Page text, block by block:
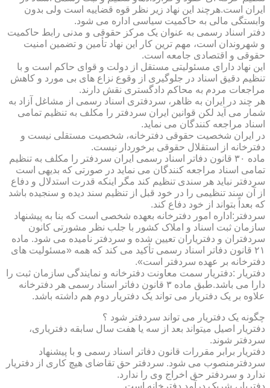
ایران است.هرچند این نهاد زیر نظر قوه قضاییه است ولی بدون
وابستگی مالی به حاکمیت سیاسی اداره می شود.
دفتر اسناد رسمی به عنوان یک مرکز حقوقی و مدنی رابط حاکمیت
و شهروندان است، مهم ترین کار این نهاد تأمین و تضمین امنیت
حقوقی و اقتصادی جامعه است.
این نهاد دارای مسئولیتی مستقل از دولت و قوای حاکم است و با
تنظیم دقیق اسناد در جلوگیری از وقوع نزاع های بی مورد و کاهش
مراجعات مردم به محاکم دادگستری نقش دارند.
هر چند در ایران به ظاهر، سردفتری اسناد رسمی از مشاغل آزاد به
شمار می آید لکن قوانین ایران سردفتر را مکلف به تنظیم تمامی
اسناد مراجعه کنندگان می نماید.
در ایران شخصیت حقوقی دفترخانه، شخصیت مستقلی نیست و
دفترخانه از استقلال حقوقی برخوردار نیست.
ماده ۳۰ قانون دفاتر اسناد رسمی ایران سردفتر را مکلف به تنظیم
تمامی اسناد مراجعه کنندگان می نماید در صورتی که بدیهی است
سردفتر نباید هر سندی تنظیم کند مگر اینکه قدرت استدلال و دفاع
از آن سند تنظیمی را در خود قبل از تنظیم سند دیده و سنجیده باشد
که بعداً بتواند از خود دفاع کند.
سردفتر:اداره امور دفترخانه بعهده شخصی است که بنا به پیشنهاد
سازمان ثبت اسناد و املاک کشور با جلب نظر مشورتی کانون
سردفتران و دفتریاران تعیین شده و سردفتر نامیده می شود. ماده
۲۱ قانون دفاتر اسناد رسمی تأکید می کند که همه «مسئولیت های
دفترخانه بر عهده سردفتر است».
دفتریار :دفتریار سمت معاونت دفترخانه و نمایندگی سازمان ثبت را
دارا می باشد.طبق ماده ۳ قانون دفاتر اسناد رسمی هر دفترخانه
علاوه بر یک دفتریار می تواند یک دفتریار دوم هم داشته باشد.
چگونه یک دفتریار می تواند سردفتر شود ؟
دفتریار اصیل میتواند بعد از سه یا هفت سال سابقه دفتریاری،
سردفتر شوند.
دفتریار برابر مقررات قانون دفاتر اسناد رسمی و با پیشنهاد
سردفترمنصوب می شود. سردفتر حق تقاضای هیچ کاری از دفتریار
ندارد و سردفتر حق اخراج وی را ندارد.